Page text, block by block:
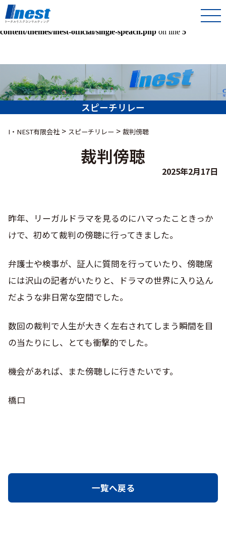
Warning: Undefined array key 0 in
/home/kir013221/public_html/inest-co-jp/wps/wp-
content/themes/inest-official/single-speach.php on line 5
スピーチリレー
I・NEST有限会社 > スピーチリレー > 裁判傍聴
裁判傍聴
2025年2月17日
昨年、リーガルドラマを見るのにハマったこときっか
けで、初めて裁判の傍聴に行ってきました。
弁護士や検事が、証人に質問を行っていたり、傍聴席
には沢山の記者がいたりと、ドラマの世界に入り込ん
だような非日常な空間でした。
数回の裁判で人生が大きく左右されてしまう瞬間を目
の当たりにし、とても衝撃的でした。
機会があれば、また傍聴しに行きたいです。
橋口
一覧へ戻る